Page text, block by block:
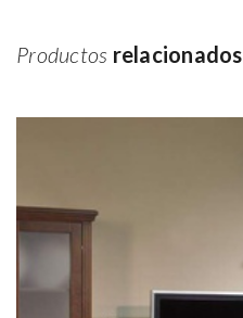
Productos relacionados